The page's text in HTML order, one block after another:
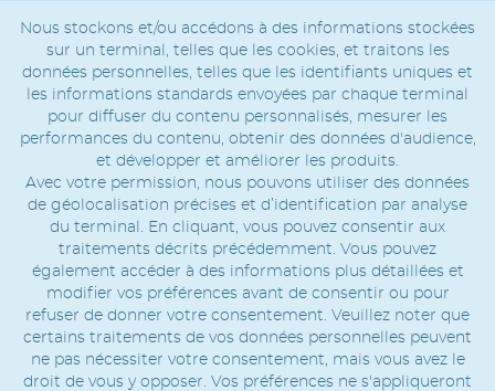
Nous stockons et/ou accédons à des informations stockées
sur un terminal, telles que les cookies, et traitons les
données personnelles, telles que les identifiants uniques et
les informations standards envoyées par chaque terminal
pour diffuser du contenu personnalisés, mesurer les
performances du contenu, obtenir des données d'audience,
et développer et améliorer les produits.
Avec votre permission, nous pouvons utiliser des données
de géolocalisation précises et d’identification par analyse
du terminal. En cliquant, vous pouvez consentir aux
traitements décrits précédemment. Vous pouvez
également accéder à des informations plus détaillées et
modifier vos préférences avant de consentir ou pour
refuser de donner votre consentement. Veuillez noter que
certains traitements de vos données personnelles peuvent
ne pas nécessiter votre consentement, mais vous avez le
droit de vous y opposer. Vos préférences ne s'appliqueront